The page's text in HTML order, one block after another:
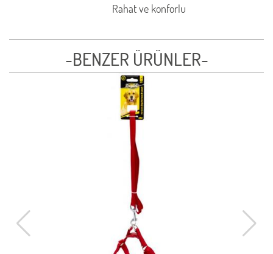
Rahat ve konforlu
-BENZER ÜRÜNLER-